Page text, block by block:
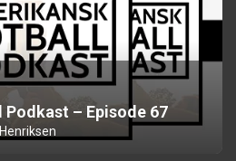
– Episode 67